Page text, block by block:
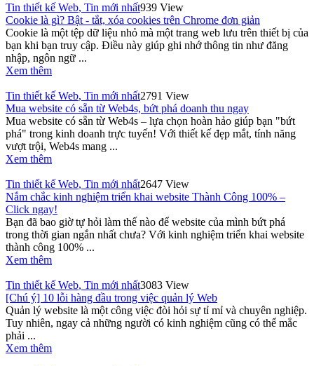
Tin thiết kế Web, Tin mới nhất939 View
Cookie là gì? Bật - tắt, xóa cookies trên Chrome đơn giản
Cookie là một tệp dữ liệu nhỏ mà một trang web lưu trên thiết bị của
bạn khi bạn truy cập. Điều này giúp ghi nhớ thông tin như đăng
nhập, ngôn ngữ ...
Xem thêm
Tin thiết kế Web, Tin mới nhất2791 View
Mua website có sẵn từ Web4s, bứt phá doanh thu ngay
Mua website có sẵn từ Web4s – lựa chọn hoàn hảo giúp bạn "bứt
phá" trong kinh doanh trực tuyến! Với thiết kế đẹp mắt, tính năng
vượt trội, Web4s mang ...
Xem thêm
Tin thiết kế Web, Tin mới nhất2647 View
Nắm chắc kinh nghiệm triển khai website Thành Công 100% –
Click ngay!
Bạn đã bao giờ tự hỏi làm thế nào để website của mình bứt phá
trong thời gian ngắn nhất chưa? Với kinh nghiệm triển khai website
thành công 100% ...
Xem thêm
Tin thiết kế Web, Tin mới nhất3083 View
[Chú ý] 10 lỗi hàng đầu trong việc quản lý Web
Quản lý website là một công việc đòi hỏi sự tỉ mỉ và chuyên nghiệp.
Tuy nhiên, ngay cả những người có kinh nghiệm cũng có thể mắc
phải ...
Xem thêm